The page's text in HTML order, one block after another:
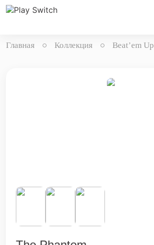
Главная Коллекция Beat’em Up